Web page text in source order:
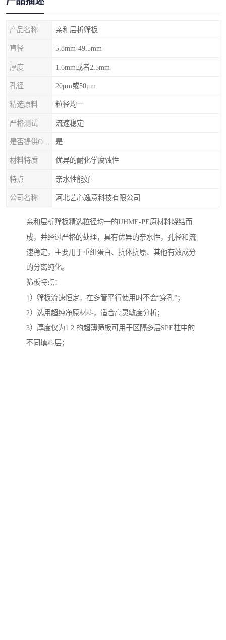
产品名称 亲和层析筛板
直径 5.8mm-49.5mm
厚度 1.6mm或者2.5mm
孔径 20μm或50μm
精选原料 粒径均一
严格测试 流速稳定
是
材料特质 优异的耐化学腐蚀性
特点 亲水性能好
公司名称 河北艺心逸意科技有限公司
亲和层析筛板精选粒径均一的UHME-PE原材料烧结而
成，并经过严格的处理，具有优异的亲水性，孔径和流
速稳定，主要用于重组蛋白、抗体抗原、其他有效成分
的分离纯化。
筛板特点：
1）筛板流速恒定，在多管平行使用时不会“穿孔”；
2）选用超纯净原材料，适合高灵敏度分析；
3）厚度仅为1.2 的超薄筛板可用于区隔多层SPE柱中的
不同填料层；